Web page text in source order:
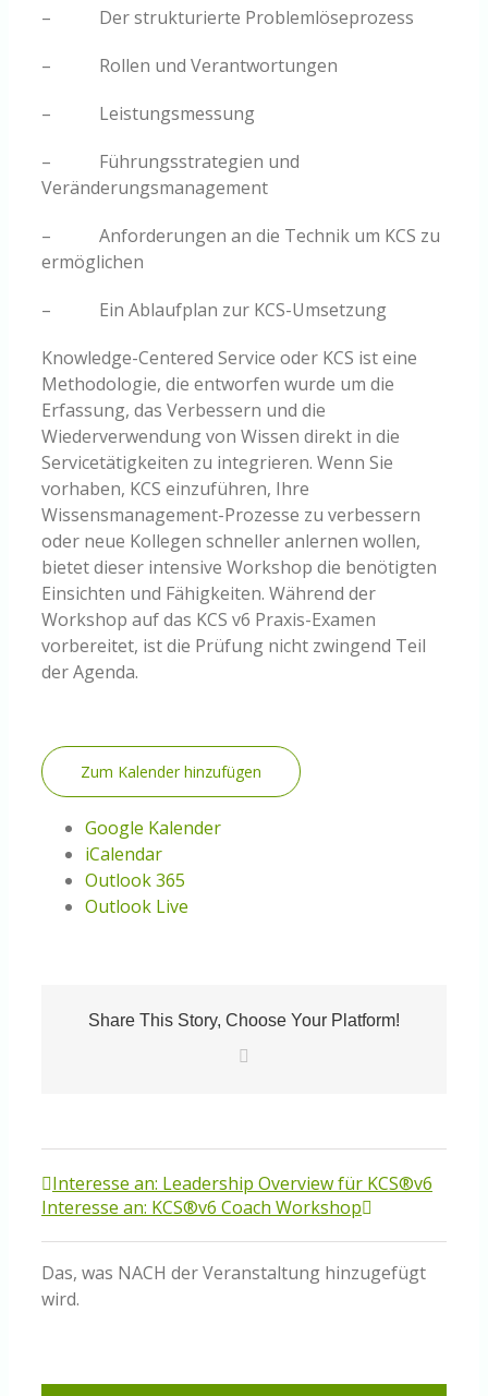
– Der strukturierte Problemlöseprozess
– Rollen und Verantwortungen
– Leistungsmessung
– Führungsstrategien und
Veränderungsmanagement
– Anforderungen an die Technik um KCS zu
ermöglichen
– Ein Ablaufplan zur KCS-Umsetzung
Knowledge-Centered Service oder KCS ist eine
Methodologie, die entworfen wurde um die
Erfassung, das Verbessern und die
Wiederverwendung von Wissen direkt in die
Servicetätigkeiten zu integrieren. Wenn Sie
vorhaben, KCS einzuführen, Ihre
Wissensmanagement-Prozesse zu verbessern
oder neue Kollegen schneller anlernen wollen,
bietet dieser intensive Workshop die benötigten
Einsichten und Fähigkeiten. Während der
Workshop auf das KCS v6 Praxis-Examen
vorbereitet, ist die Prüfung nicht zwingend Teil
der Agenda.
Zum Kalender hinzufügen
Google Kalender
iCalendar
Outlook 365
Outlook Live
Share This Story, Choose Your Platform!
Interesse an: Leadership Overview für KCS®v6
Interesse an: KCS®v6 Coach Workshop
Das, was NACH der Veranstaltung hinzugefügt
wird.